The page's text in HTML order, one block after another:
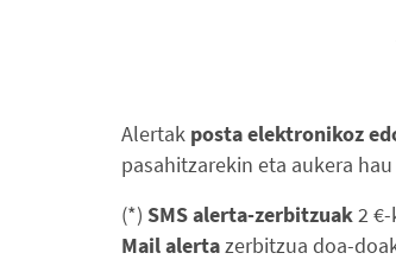
Alertak posta elektronikoz
pasahitzarekin eta aukera
(*) SMS alerta-zerbitzuak2
Mail alertazerbitzua doa-